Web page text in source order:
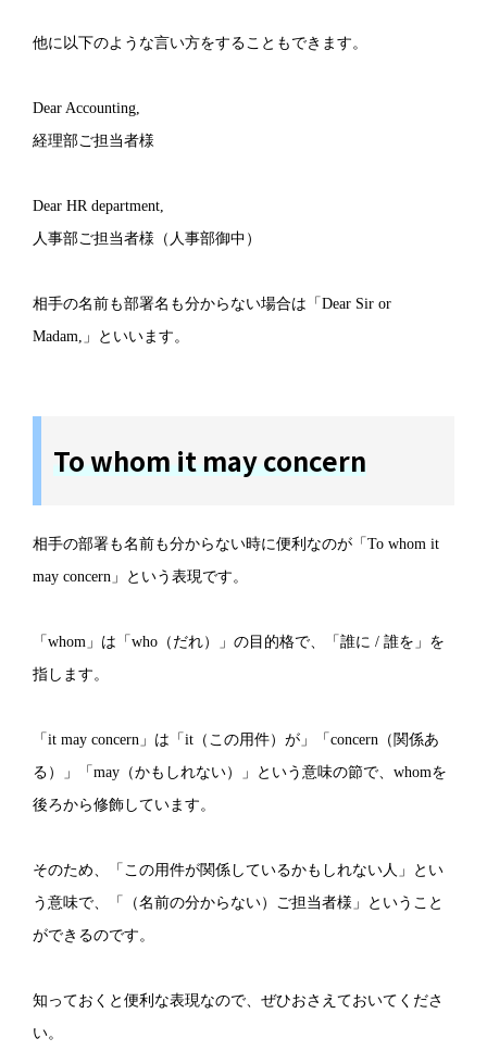
他に以下のような言い方をすることもできます。
Dear Accounting,
経理部ご担当者様
Dear HR department,
人事部ご担当者様（人事部御中）
相手の名前も部署名も分からない場合は「Dear Sir or
Madam,」といいます。
To whom it may concern
相手の部署も名前も分からない時に便利なのが「To whom it
may concern」という表現です。
「whom」は「who（だれ）」の目的格で、「誰に / 誰を」を
指します。
「it may concern」は「it（この用件）が」「concern（関係あ
る）」「may（かもしれない）」という意味の節で、whomを
後ろから修飾しています。
そのため、「この用件が関係しているかもしれない人」とい
う意味で、「（名前の分からない）ご担当者様」ということ
ができるのです。
知っておくと便利な表現なので、ぜひおさえておいてくださ
い。